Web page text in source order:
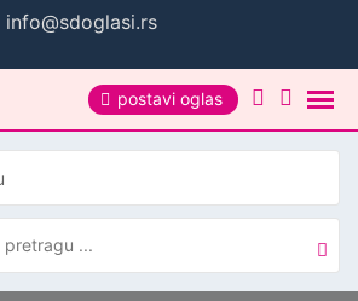
info@sdoglasi.rs
postavi oglas